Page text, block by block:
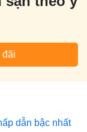
đãi
dẫn bậc nhất